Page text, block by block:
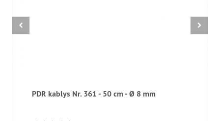
PDR kablys Nr. 361 - 50 cm - Ø 8 mm